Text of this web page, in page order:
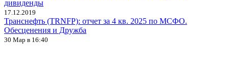
дивиденды
17.12.2019
Транснефть (TRNFP): отчет за 4 кв. 2025 по МСФО.
Обесценения и Дружба
30 Мар в 16:40